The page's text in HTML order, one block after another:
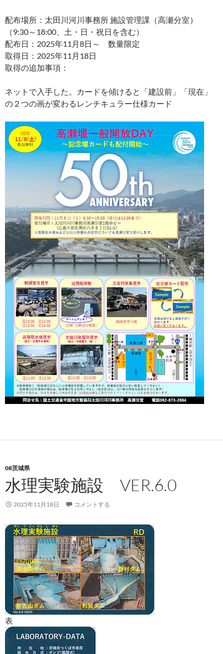
配布場所：太田川河川事務所 施設管理課（高瀬分室）
（9:30～18:00、土・日・祝日を含む）
配布日：2025年11月8日～ 数量限定
取得日：2025年11月18日
取得の追加事項：
ネットで入手した。カードを傾けると「建設前」「現在」
の２つの画が変わるレンチキュラー仕様カード
08茨城県
水理実験施設 VER.6.0
2025年11月18日 コメントする
表